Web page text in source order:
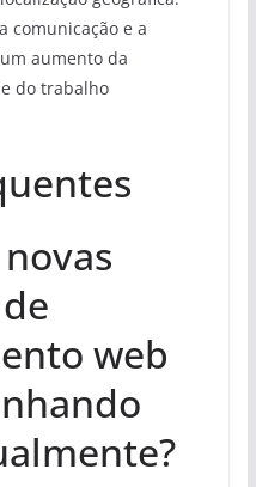
comunicação e a
aumento da
do trabalho
web